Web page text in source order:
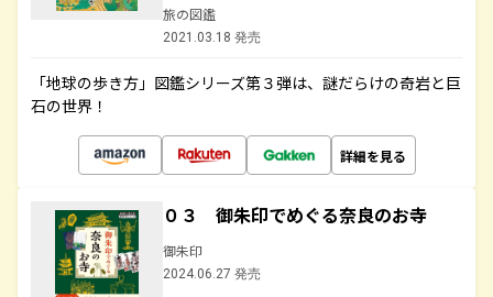
旅の図鑑
2021.03.18 発売
「地球の歩き方」図鑑シリーズ第３弾は、謎だらけの奇岩と巨
石の世界！
詳細を見る
０３ 御朱印でめぐる奈良のお寺
御朱印
2024.06.27 発売